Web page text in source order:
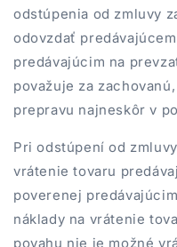
odstúpenia od zmluvy
odovzdať
predávajúcim na
považuje za
prepravu najneskôr v
Pri odstúpení od
vrátenie tovaru
poverenej
náklady na vrátenie
povahu nie je možné